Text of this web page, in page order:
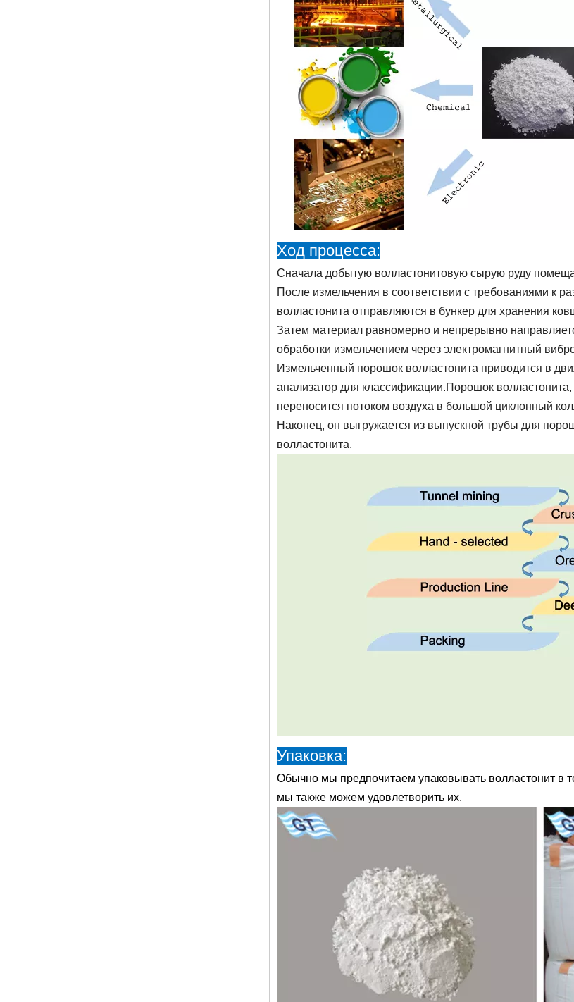
Ход процесса:
Сначала добытую волластонитовую сырую руду
После измельчения в соответствии с требованиями к
волластонита отправляются в бункер для хранения
Затем материал равномерно и непрерывно
обработки измельчением через электромагнитный
Измельченный порошок волластонита приводится в
анализатор для классификации.Порошок
переносится потоком воздуха в большой циклонный
Наконец, он выгружается из выпускной трубы для
волластонита.
Упаковка:
Обычно мы предпочитаем упаковывать волластонит в
мы также можем удовлетворить их.